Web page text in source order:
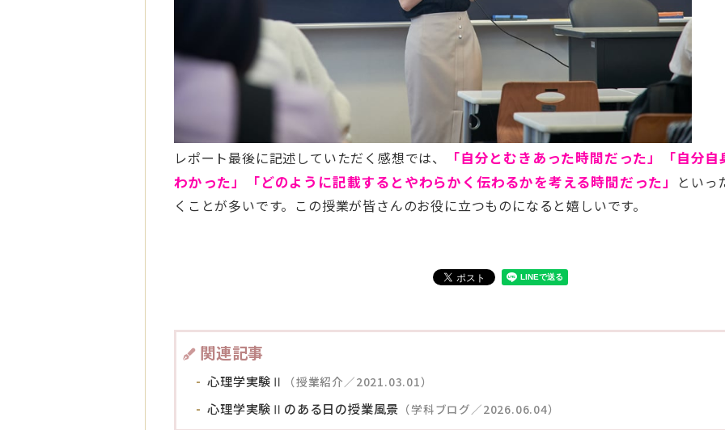
レポート最後に記述していただく感想では、
「自分とむきあった時間だった」「自分自
わかった」「どのように記載するとやわらかく伝わるかを考える時間だった」
といっ
くことが多いです。この授業が皆さんのお役に立つものになると嬉しいです。
関連記事
心理学実験Ⅱ （授業紹介／2021.03.01）
心理学実験Ⅱのある日の授業風景 （学科ブログ／2026.06.04）